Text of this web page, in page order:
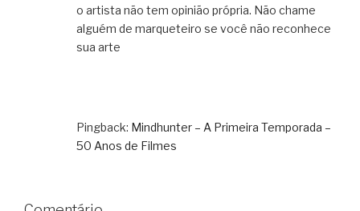
o artista não tem opinião própria. Não chame
alguém de marqueteiro se você não reconhece
sua arte
Pingback: Mindhunter – A Primeira Temporada –
50 Anos de Filmes